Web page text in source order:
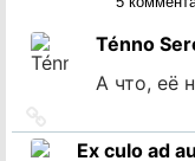
Ténno
А что, её
на
Ex culo ad